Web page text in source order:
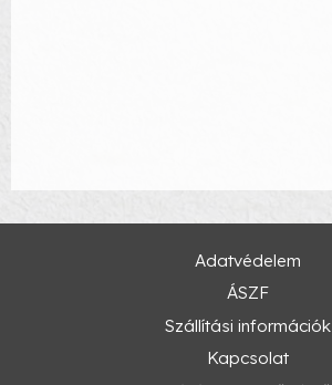
Adatvédelem
ÁSZF
Szállítási információk
Kapcsolat